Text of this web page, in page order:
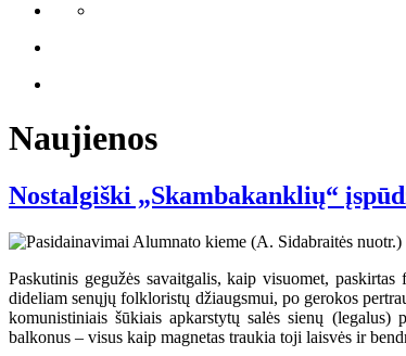
Naujienos
Nostalgiški „Skambakanklių“
Paskutinis gegužės savaitgalis, kaip visuomet,
dideliam senųjų folkloristų džiaugsmui, po gerokos
komunistiniais šūkiais apkarstytų salės sienų (legalus)
balkonus – visus kaip magnetas traukia toji laisvės ir